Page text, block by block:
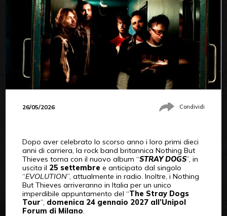
26/05/2026 Condividi
Dopo aver celebrato lo scorso anno i loro primi dieci
anni di carriera, la rock band britannica Nothing But
Thieves torna con il nuovo album “STRAY DOGS”, in
uscita il 25 settembre e anticipato dal singolo
“EVOLUTION”, attualmente in radio. Inoltre, i Nothing
But Thieves arriveranno in Italia per un unico
imperdibile appuntamento del “The Stray Dogs
Tour”, domenica 24 gennaio 2027 all’Unipol
Forum di Milano